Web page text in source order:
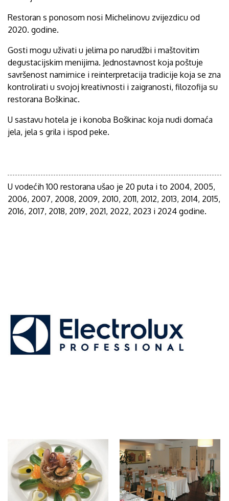
Restoran s ponosom nosi Michelinovu zvijezdicu od
2020. godine.
Gosti mogu uživati u jelima po narudžbi i maštovitim
degustacijskim menijima. Jednostavnost koja poštuje
savršenost namirnice i reinterpretacija tradicije koja se zna
kontrolirati u svojoj kreativnosti i zaigranosti, filozofija su
restorana Boškinac.
U sastavu hotela je i konoba Boškinac koja nudi domaća
jela, jela s grila i ispod peke.
U vodećih 100 restorana ušao je 20 puta i to 2004, 2005,
2006, 2007, 2008, 2009, 2010, 2011, 2012, 2013, 2014, 2015,
2016, 2017, 2018, 2019, 2021, 2022, 2023 i 2024 godine.